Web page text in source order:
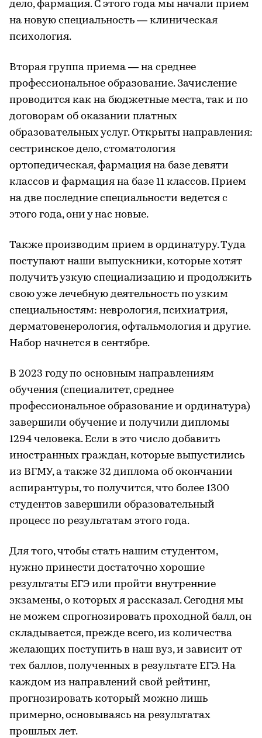
дело, фармация. С этого года мы начали прием
на новую специальность — клиническая
психология.
Вторая группа приема — на среднее
профессиональное образование. Зачисление
проводится как на бюджетные места, так и по
договорам об оказании платных
образовательных услуг. Открыты направления:
сестринское дело, стоматология
ортопедическая, фармация на базе девяти
классов и фармация на базе 11 классов. Прием
на две последние специальности ведется с
этого года, они у нас новые.
Также производим прием в ординатуру. Туда
поступают наши выпускники, которые хотят
получить узкую специализацию и продолжить
свою уже лечебную деятельность по узким
специальностям: неврология, психиатрия,
дерматовенерология, офтальмология и другие.
Набор начнется в сентябре.
В 2023 году по основным направлениям
обучения (специалитет, среднее
профессиональное образование и ординатура)
завершили обучение и получили дипломы
1294 человека. Если в это число добавить
иностранных граждан, которые выпустились
из ВГМУ, а также 32 диплома об окончании
аспирантуры, то получится, что более 1300
студентов завершили образовательный
процесс по результатам этого года.
Для того, чтобы стать нашим студентом,
нужно принести достаточно хорошие
результаты ЕГЭ или пройти внутренние
экзамены, о которых я рассказал. Сегодня мы
не можем спрогнозировать проходной балл, он
складывается, прежде всего, из количества
желающих поступить в наш вуз, и зависит от
тех баллов, полученных в результате ЕГЭ. На
каждом из направлений свой рейтинг,
прогнозировать который можно лишь
примерно, основываясь на результатах
прошлых лет.